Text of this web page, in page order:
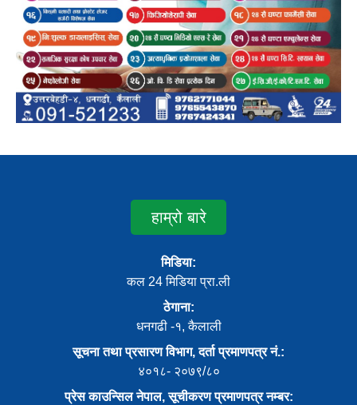
हाम्रो बारे
मिडिया:
कल 24 मिडिया प्रा.ली
ठेगाना:
धनगढी -१, कैलाली
सूचना तथा प्रसारण विभाग, दर्ता प्रमाणपत्र नं.:
४०१८- २०७९/८०
प्रेस काउन्सिल नेपाल, सूचीकरण प्रमाणपत्र नम्बर: